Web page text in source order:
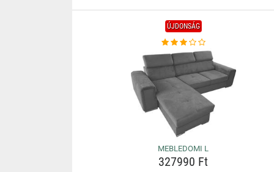
ÚJDONSÁG
MEBLEDOMI L
327990 Ft